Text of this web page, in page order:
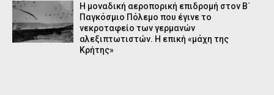
H μοναδική αεροπορική επιδρομή στον Β΄
Παγκόσμιο Πόλεμο που έγινε το
νεκροταφείο των γερμανών
αλεξιπτωτιστών. Η επική «μάχη της
Κρήτης»